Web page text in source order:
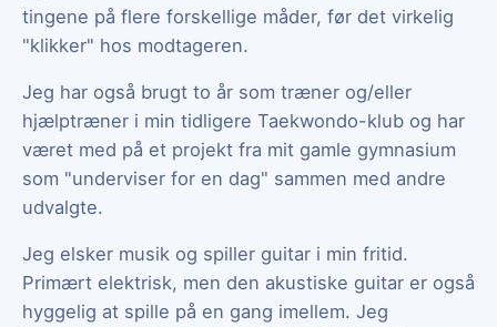
tingene på flere forskellige måder, før det virkelig
"klikker" hos modtageren.
Jeg har også brugt to år som træner og/eller
hjælptræner i min tidligere Taekwondo-klub og har
været med på et projekt fra mit gamle gymnasium
som "underviser for en dag" sammen med andre
udvalgte.
Jeg elsker musik og spiller guitar i min fritid.
Primært elektrisk, men den akustiske guitar er også
hyggelig at spille på en gang imellem. Jeg